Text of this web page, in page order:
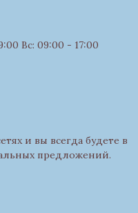
Вс: 09:00 - 17:00
и вы всегда будете в
предложений.